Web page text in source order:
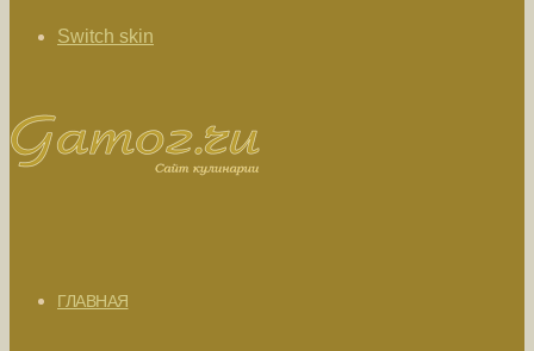
Switch skin
ГЛАВНАЯ